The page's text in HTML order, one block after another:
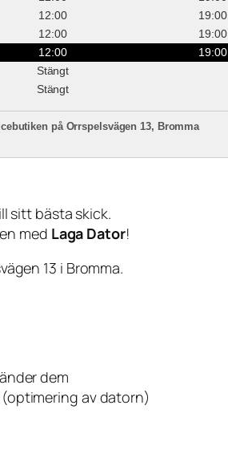
12:00
19:00
12:00
19:00
12:00
19:00
Stängt
Stängt
på Orrspelsvägen 13, Bromma
sitt bästa skick.
med Laga Dator!
13 i Bromma.
dem
av datorn)